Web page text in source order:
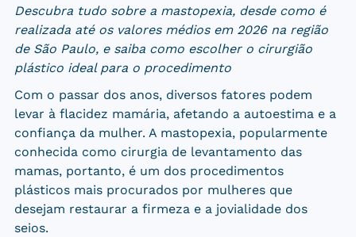
Descubra tudo sobre a mastopexia, desde como é
realizada até os valores médios em 2026 na região
de São Paulo, e saiba como escolher o cirurgião
plástico ideal para o procedimento
Com o passar dos anos, diversos fatores podem
levar à flacidez mamária, afetando a autoestima e a
confiança da mulher. A mastopexia, popularmente
conhecida como cirurgia de levantamento das
mamas, portanto, é um dos procedimentos
plásticos mais procurados por mulheres que
desejam restaurar a firmeza e a jovialidade dos
seios.